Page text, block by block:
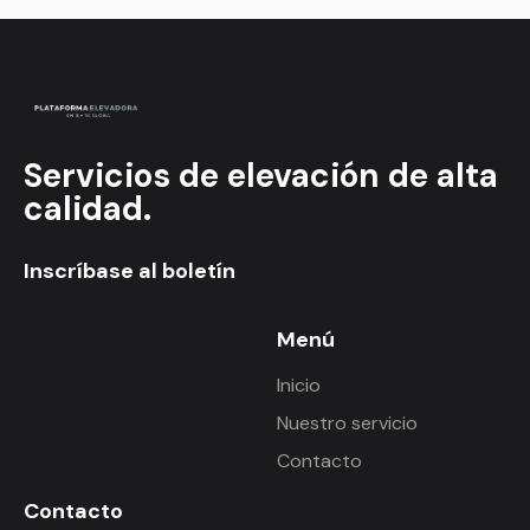
Servicios de elevación de alta
calidad.
Inscríbase al boletín
Menú
Inicio
Nuestro servicio
Contacto
Contacto